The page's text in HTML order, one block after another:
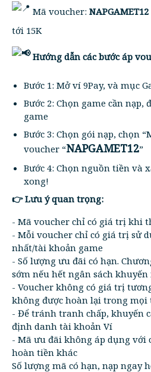
Mã voucher: NAPGAMET12
tới 15K
Hướng dẫn các bước áp
Bước 1: Mở ví 9Pay, và mục
Bước 2: Chọn game cần
game
Bước 3: Chọn gói nạp, chọn
voucher “NAPGAMET12”
Bước 4: Chọn nguồn tiền và
xong!
👉 Lưu ý quan trọng:
- Mã voucher chỉ có giá trị khi
- Mỗi voucher chỉ có giá trị sử
nhất/tài khoản game
- Số lượng ưu đãi có hạn.
sớm nếu hết ngân sách
- Voucher không có giá trị
không được hoàn lại trong mọi
- Để tránh tranh chấp, khuyến
định danh tài khoản Ví
- Mã ưu đãi không áp dụng với
hoàn tiền khác
Số lượng mã có hạn, nạp ngay